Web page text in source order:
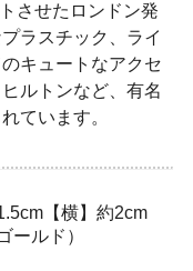
させたロンドン発
ラスチック、ライ
キュートなアクセ
ルトンなど、有名
ています。
【横】約2cm
ールド）